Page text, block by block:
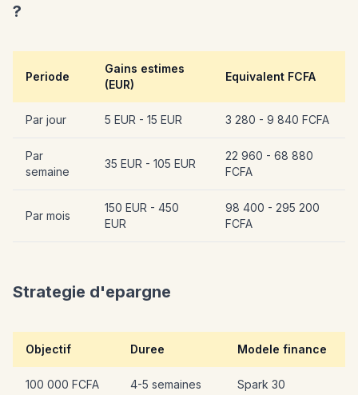
?
Periode
Gains estimes
(EUR)
Equivalent FCFA
Par jour 5 EUR - 15 EUR 3 280 - 9 840 FCFA
Par
semaine
35 EUR - 105 EUR
22 960 - 68 880
FCFA
Par mois
150 EUR - 450
EUR
98 400 - 295 200
FCFA
Strategie d'epargne
Objectif Duree Modele finance
100 000 FCFA 4-5 semaines Spark 30